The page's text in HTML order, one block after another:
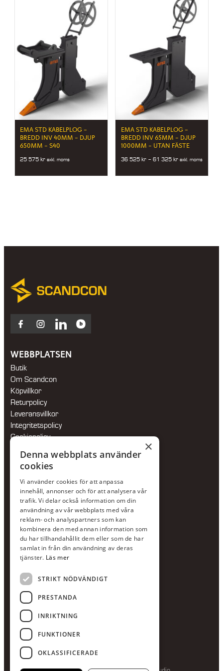
950 kr
EMA STD KABELPLOG –
BREDD INV 40MM – DJUP
650MM – S40
25 575kr exkl. moms
EMA STD KABELPLOG –
BREDD INV 65MM – DJUP
1000MM – UTAN FÄSTE
36 525 kr – 61 325 krPrice
36
exkl. moms
Facebook
Instagram
LinkedInBlocket
WEBBPLATSEN
Butik
Om Scandcon
Köpvillkor
Returpolicy
Leveransvillkor
Integritetspolicy
Cookiepolicy
Jour:073-36 88 87 0
Växel:020-120 29 00
E-post:info@scandcon.se
BESÖKSADRESS
Backagårdsgatan 9
511 57 Kinna
UPPGIFTER
Orgnummer
559375-8161
Swishnummer
123-615 05 28
×
Denna webbplats använder
cookies
Vi använder cookies för att anpassa
innehåll, annonser och för att analysera vår
trafik. Vi delar också information om din
användning av vår webbplats med våra
reklam- och analyspartners som kan
kombinera den med annan information som
du har tillhandahållit dem eller som de har
samlat in från din användning av deras
tjänster. Läs mer
STRIKT NÖDVÄNDIGT
PRESTANDA
INRIKTNING
FUNKTIONER
OKLASSIFICERADE